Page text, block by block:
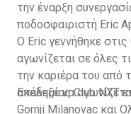
την έναρξη
ποδοσφαιριστή Eric
Ο Eric γεννήθηκε
αγωνίζεται σε όλες
την καριέρα του από
ακαδημίας Club NXT
Gornji Milanovac και
Επέλεξε να